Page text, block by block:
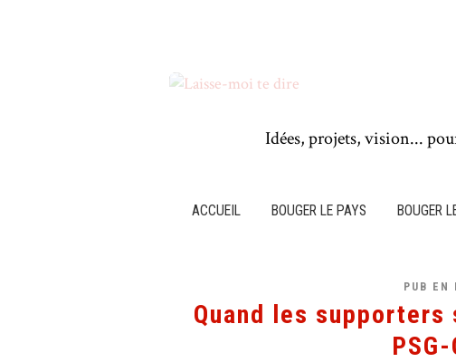
Idées, projets, vision...
ACCUEIL BOUGER LE PAYS BOUGER
PUB EN
Quand les supporters